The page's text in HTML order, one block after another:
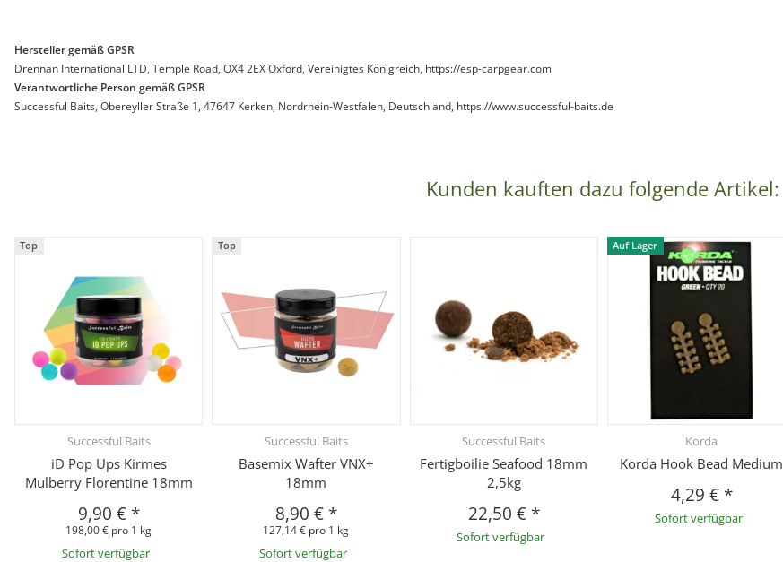
Hersteller gemäß GPSR
Drennan International LTD, Temple Road, OX4 2EX Oxford, Vereinigtes Königreich, https://esp-carpgear.com
Verantwortliche Person gemäß GPSR
Successful Baits, Obereyller Straße 1, 47647 Kerken, Nordrhein-Westfalen, Deutschland, https://www.successful-baits.de
Kunden kauften dazu folgende Artikel:
Top
Successful Baits
iD Pop Ups Kirmes
Mulberry Florentine 18mm
9,90 € *
198,00 € pro 1 kg
Sofort verfügbar
Top
Successful Baits
Basemix Wafter VNX+
18mm
8,90 € *
127,14 € pro 1 kg
Sofort verfügbar
Successful Baits
Fertigboilie Seafood 18mm
2,5kg
22,50 € *
Sofort verfügbar
Auf Lager
Korda
Korda Hook Bead Medium
4,29 € *
Sofort verfügbar